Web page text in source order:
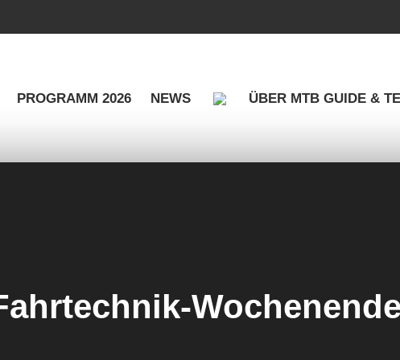
PROGRAMM 2026 NEWS ÜBER MTB GUIDE &